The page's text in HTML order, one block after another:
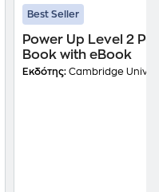
Best Seller
Power Up Level 2
Book with eBook
Εκδότης: Cambridge